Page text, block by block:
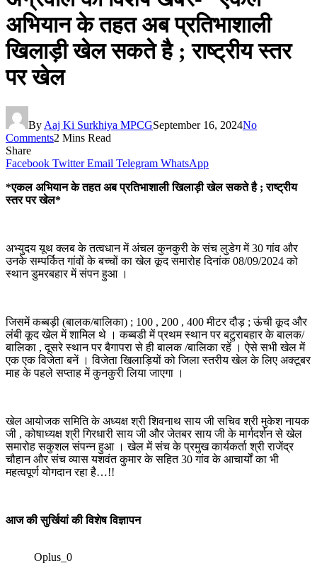
अभियान के तहत अब प्रतिभाशाली
खिलाड़ी खेल सकते है ; राष्ट्रीय स्तर
पर खेल
By Aaj Ki Surkhiya MPCGSeptember 16, 2024No
Comments2 Mins Read
Share
Facebook Twitter Email Telegram WhatsApp
*एकल अभियान के तहत अब प्रतिभाशाली खिलाड़ी खेल सकते है ; राष्ट्रीय
स्तर पर खेल*
अभ्युदय यूथ क्लब के तत्वधान में अंचल कुनकुरी के संच लुडेग में 30 गांव और
उनके सम्पर्कित गांवों के बच्चों का खेल कूद समारोह दिनांक 08/09/2024 को
स्थान डुमरबहार में संपन हुआ ।
जिसमें कब्बड़ी (बालक/बालिका) ; 100 , 200 , 400 मीटर दौड़ ; ऊंची कूद और
लंबी कूद खेल में शामिल थे । कब्बडी में प्रथम स्थान पर बटुराबहार के बालक/
बालिका , दूसरे स्थान पर बैगापरा से ही बालक /बालिका रहें । ऐसे सभी खेल में
एक एक विजेता बनें । विजेता खिलाड़ियों को जिला स्तरीय खेल के लिए अक्टूबर
माह के पहले सप्ताह में कुनकुरी लिया जाएगा ।
खेल आयोजक समिति के अध्यक्ष श्री शिवनाथ साय जी सचिव श्री मुकेश नायक
जी , कोषाध्यक्ष श्री गिरधारी साय जी और जेतबर साय जी के मार्गदर्शन से खेल
समारोह सकुशल संपन्न हुआ । खेल में संच के प्रमुख कार्यकर्ता श्री राजेंद्र
चौहान और संच व्यास यशवंत कुमार के सहित 30 गांव के आचार्यों का भी
महत्वपूर्ण योगदान रहा है…!!
आज की सुर्खियां की विशेष विज्ञापन
Oplus_0